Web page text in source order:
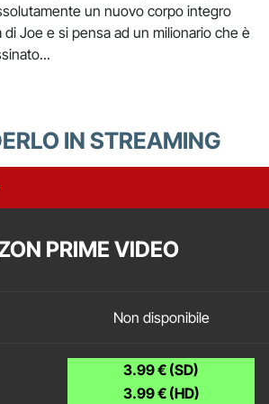
un nuovo corpo integro
Joe e si pensa ad un milionario che è
IN STREAMING
PRIME VIDEO
Non disponibile
3.99 € (SD)
3.99 € (HD)